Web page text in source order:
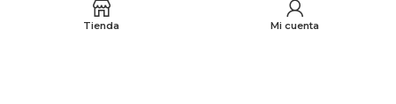
(601) 704 9294
Tienda Mi cuenta